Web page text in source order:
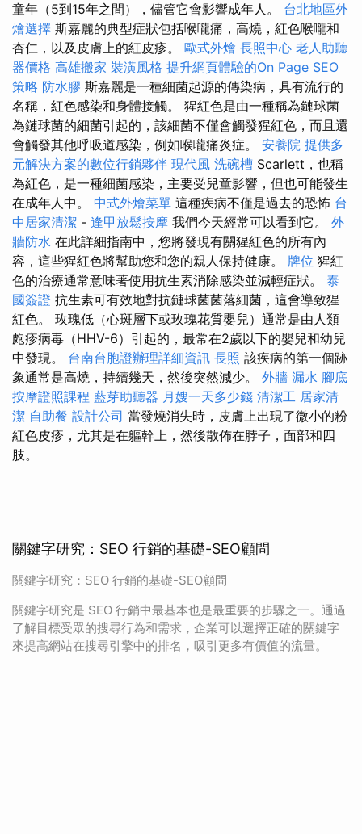
童年（5到15年之間），儘管它會影響成年人。 台北地區外
燴選擇 斯嘉麗的典型症狀包括喉嚨痛，高燒，紅色喉嚨和
杏仁，以及皮膚上的紅皮疹。 歐式外燴 長照中心 老人助聽
器價格 高雄搬家 裝潢風格 提升網頁體驗的On Page SEO
策略 防水膠 斯嘉麗是一種細菌起源的傳染病，具有流行的
名稱，紅色感染和身體接觸。 猩紅色是由一種稱為鏈球菌
為鏈球菌的細菌引起的，該細菌不僅會觸發猩紅色，而且還
會觸發其他呼吸道感染，例如喉嚨痛炎症。 安養院 提供多
元解決方案的數位行銷夥伴 現代風 洗碗槽 Scarlett，也稱
為紅色，是一種細菌感染，主要受兒童影響，但也可能發生
在成年人中。 中式外燴菜單 這種疾病不僅是過去的恐怖 台
中居家清潔 - 逢甲放鬆按摩 我們今天經常可以看到它。 外
牆防水 在此詳細指南中，您將發現有關猩紅色的所有內
容，這些猩紅色將幫助您和您的親人保持健康。 牌位 猩紅
色的治療通常意味著使用抗生素消除感染並減輕症狀。 泰
國簽證 抗生素可有效地對抗鏈球菌菌落細菌，這會導致猩
紅色。 玫瑰低（心斑層下或玫瑰花質嬰兒）通常是由人類
皰疹病毒（HHV-6）引起的，最常在2歲以下的嬰兒和幼兒
中發現。 台南台胞證辦理詳細資訊 長照 該疾病的第一個跡
象通常是高燒，持續幾天，然後突然減少。 外牆 漏水 腳底
按摩證照課程 藍芽助聽器 月嫂一天多少錢 清潔工 居家清
潔 自助餐 設計公司 當發燒消失時，皮膚上出現了微小的粉
紅色皮疹，尤其是在軀幹上，然後散佈在脖子，面部和四
肢。
關鍵字研究：SEO 行銷的基礎-SEO顧問
關鍵字研究：SEO 行銷的基礎-SEO顧問
關鍵字研究是 SEO 行銷中最基本也是最重要的步驟之一。通過
了解目標受眾的搜尋行為和需求，企業可以選擇正確的關鍵字
來提高網站在搜尋引擎中的排名，吸引更多有價值的流量。